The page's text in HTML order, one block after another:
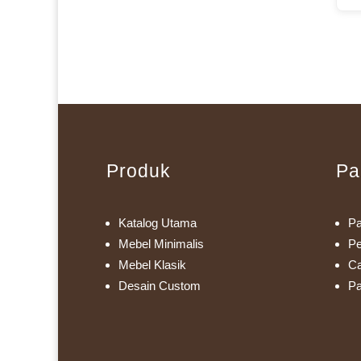
Produk
Katalog Utama
Mebel Minimalis
Mebel Klasik
Desain Custom